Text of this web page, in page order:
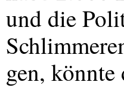
und die
gen, könnte